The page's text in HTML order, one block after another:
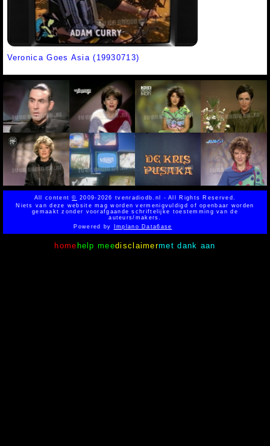
Veronica Goes Asia (19930713)
All content© 2009-2026 tvenradiodb.nl - All Rights Reserved.
Niets van deze website mag worden vermenigvuldigd of openbaar worden
gemaakt zonder voorafgaande schriftelijke toestemming van de
auteurs/makers.
Powered by
Implano Data6ase
home help meedisclaimermet dank aan